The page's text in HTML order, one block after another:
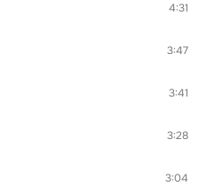
4:31
3:47
3:41
3:28
3:04